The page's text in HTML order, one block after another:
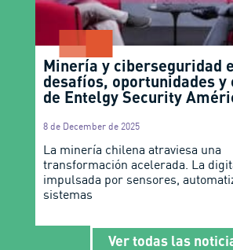
Minería y ciberseguridad
desafíos, oportunidades y
de Entelgy Security
8 de December de 2025
La minería chilena atraviesa una
transformación acelerada. La
impulsada por sensores,
sistemas
Ver todas las